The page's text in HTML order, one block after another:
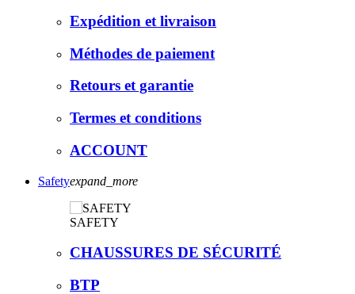
Expédition et livraison
Méthodes de paiement
Retours et garantie
Termes et conditions
ACCOUNT
Safetyexpand_more
SAFETY
CHAUSSURES DE SÉCURITÉ
BTP